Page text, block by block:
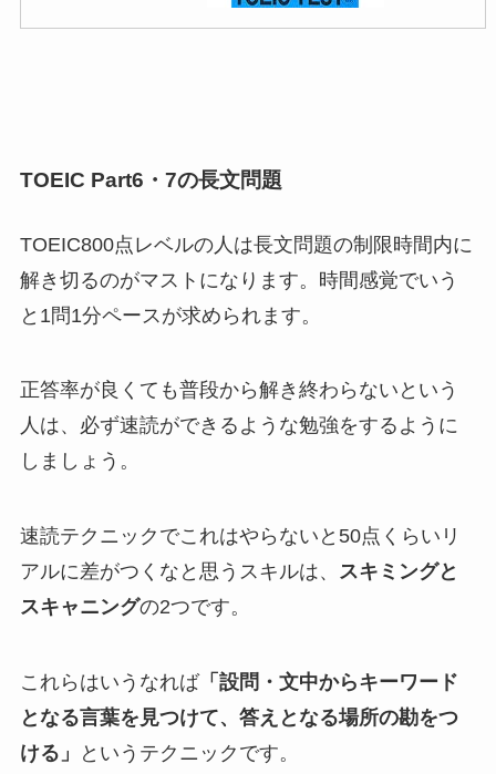
TOEIC Part6・7の長文問題
TOEIC800点レベルの人は長文問題の制限時間内に
解き切るのがマストになります。時間感覚でいう
と1問1分ペースが求められます。
正答率が良くても普段から解き終わらないという
人は、必ず速読ができるような勉強をするように
しましょう。
速読テクニックでこれはやらないと50点くらいリ
アルに差がつくなと思うスキルは、 スキミングと
スキャニングの2つです。
これらはいうなれば「設問・文中からキーワード
となる言葉を見つけて、答えとなる場所の勘をつ
ける」
というテクニックです。